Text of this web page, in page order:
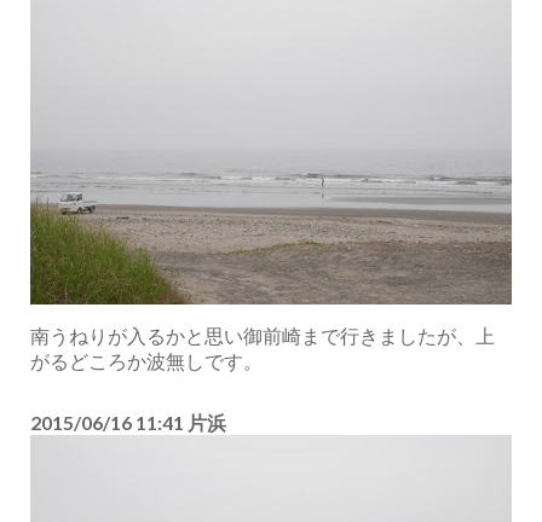
南うねりが入るかと思い御前崎まで行きましたが、上
がるどころか波無しです。
2015/06/16 11:41 片浜